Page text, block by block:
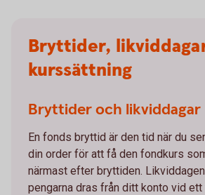
Bryttider,
kurssättning
Bryttider och likviddagar
En fonds bryttid är den tid när du
din order för att få den fondkurs
närmast efter bryttiden.
pengarna dras från ditt konto vid